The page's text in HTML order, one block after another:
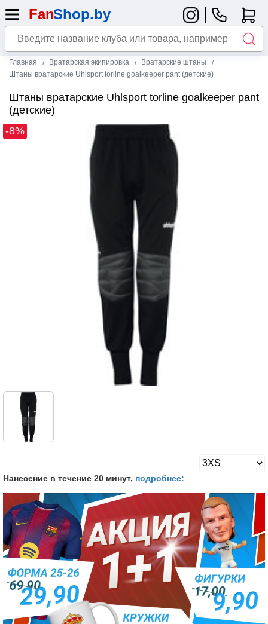
Главная Вратарская экипировка
Вратарские штаны
Штаны вратарские Uhlsport torline goalkeeper pant (детские)
Штаны вратарские Uhlsport torline goalkeeper pant
(детские)
-8%
Нанесение в течение 20 минут, подробнее: